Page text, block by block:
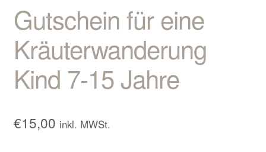
Gewerbe
SHOP
Kontakt/Anfahrt
Gutschein für eine
Kräuterwanderung
Kind 7-15 Jahre
€15,00 inkl. MWSt.